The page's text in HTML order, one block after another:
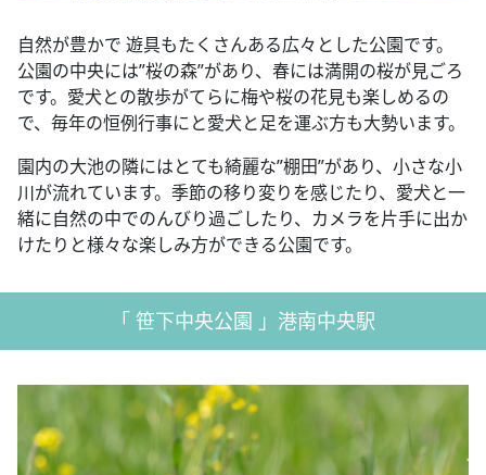
自然が豊かで 遊具もたくさんある広々とした公園です。
公園の中央には”桜の森”があり、春には満開の桜が見ごろ
です。愛犬との散歩がてらに梅や桜の花見も楽しめるの
で、毎年の恒例行事にと愛犬と足を運ぶ方も大勢います。
園内の大池の隣にはとても綺麗な”棚田”があり、小さな小
川が流れています。季節の移り変りを感じたり、愛犬と一
緒に自然の中でのんびり過ごしたり、カメラを片手に出か
けたりと様々な楽しみ方ができる公園です。
「 笹下中央公園 」港南中央駅